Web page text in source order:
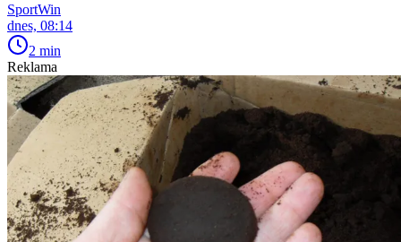
SportWin
dnes, 08:14
2 min
Reklama